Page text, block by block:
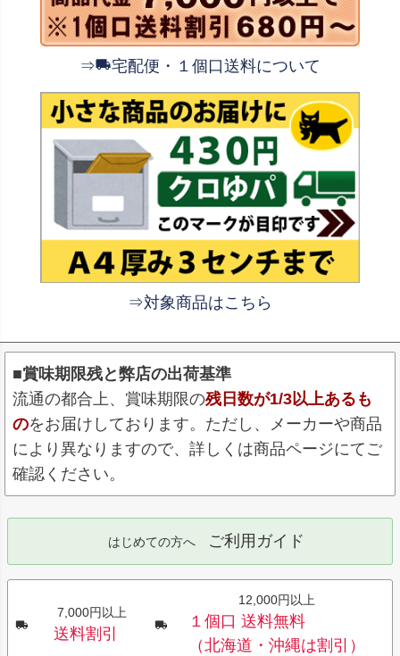
⇒ 宅配便・１個口送料について
⇒対象商品はこちら
■賞味期限残と弊店の出荷基準
流通の都合上、賞味期限の残日数が1/3以上あるも
のをお届けしております。ただし、メーカーや商品
により異なりますので、詳しくは商品ページにてご
確認ください。
はじめての方へ ご利用ガイド
7,000円以上
送料割引
12,000円以上
１個口 送料無料
（北海道・沖縄は割引）